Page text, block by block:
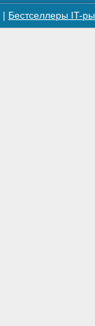
Бестселлеры IT-